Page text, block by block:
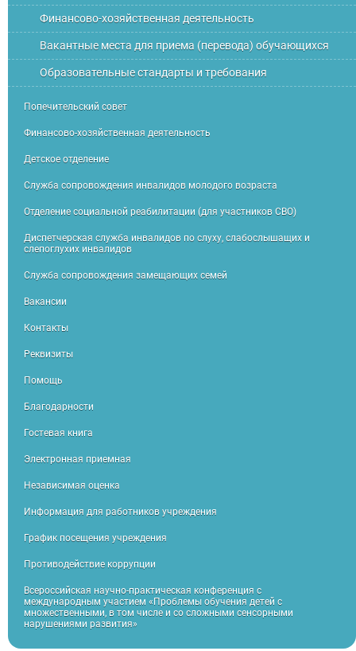
Финансово-хозяйственная деятельность
Вакантные места для приема (перевода) обучающихся
Образовательные стандарты и требования
Попечительский совет
Финансово-хозяйственная деятельность
Детское отделение
Служба сопровождения инвалидов молодого возраста
Отделение социальной реабилитации (для участников СВО)
Диспетчерская служба инвалидов по слуху, слабослышащих и
слепоглухих инвалидов
Служба сопровождения замещающих семей
Вакансии
Контакты
Реквизиты
Помощь
Благодарности
Гостевая книга
Электронная приемная
Независимая оценка
Информация для работников учреждения
График посещения учреждения
Противодействие коррупции
Всероссийская научно-практическая конференция с
международным участием «Проблемы обучения детей с
множественными, в том числе и со сложными сенсорными
нарушениями развития»